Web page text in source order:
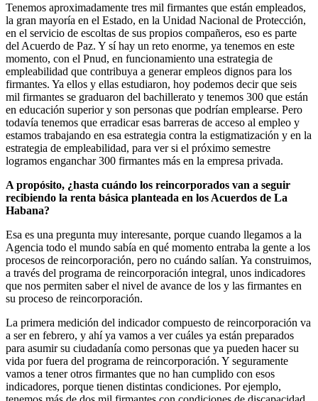
Tenemos aproximadamente tres mil firmantes que están empleados,
la gran mayoría en el Estado, en la Unidad Nacional de Protección,
en el servicio de escoltas de sus propios compañeros, eso es parte
del Acuerdo de Paz. Y sí hay un reto enorme, ya tenemos en este
momento, con el Pnud, en funcionamiento una estrategia de
empleabilidad que contribuya a generar empleos dignos para los
firmantes. Ya ellos y ellas estudiaron, hoy podemos decir que seis
mil firmantes se graduaron del bachillerato y tenemos 300 que están
en educación superior y son personas que podrían emplearse. Pero
todavía tenemos que erradicar esas barreras de acceso al empleo y
estamos trabajando en esa estrategia contra la estigmatización y en la
estrategia de empleabilidad, para ver si el próximo semestre
logramos enganchar 300 firmantes más en la empresa privada.
A propósito, ¿hasta cuándo los reincorporados van a seguir
recibiendo la renta básica planteada en los Acuerdos de La
Habana?
Esa es una pregunta muy interesante, porque cuando llegamos a la
Agencia todo el mundo sabía en qué momento entraba la gente a los
procesos de reincorporación, pero no cuándo salían. Ya construimos,
a través del programa de reincorporación integral, unos indicadores
que nos permiten saber el nivel de avance de los y las firmantes en
su proceso de reincorporación.
La primera medición del indicador compuesto de reincorporación va
a ser en febrero, y ahí ya vamos a ver cuáles ya están preparados
para asumir su ciudadanía como personas que ya pueden hacer su
vida por fuera del programa de reincorporación. Y seguramente
vamos a tener otros firmantes que no han cumplido con esos
indicadores, porque tienen distintas condiciones. Por ejemplo,